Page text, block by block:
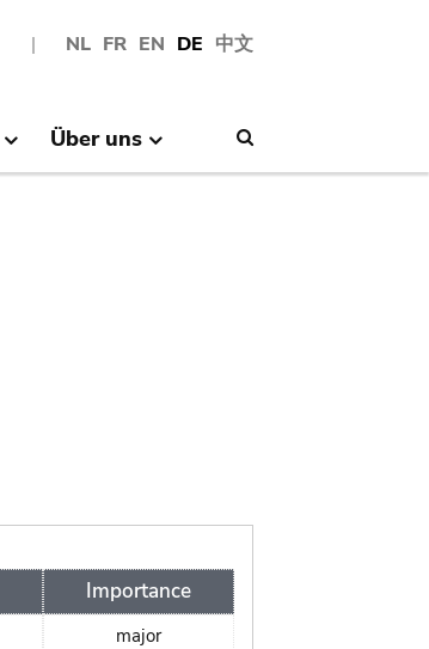
NL FR EN DE 中文
Über uns
Importance
major